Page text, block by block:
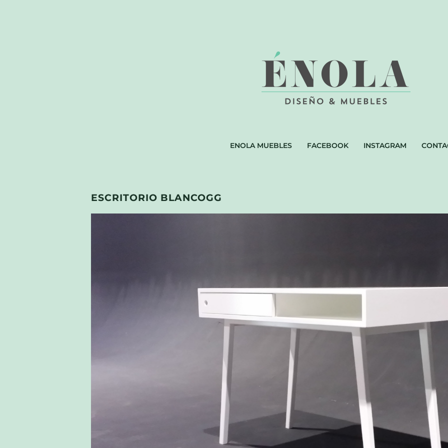
ENOLA MUEBLES FACEBOOK INSTAGRAM
ESCRITORIO BLANCOGG